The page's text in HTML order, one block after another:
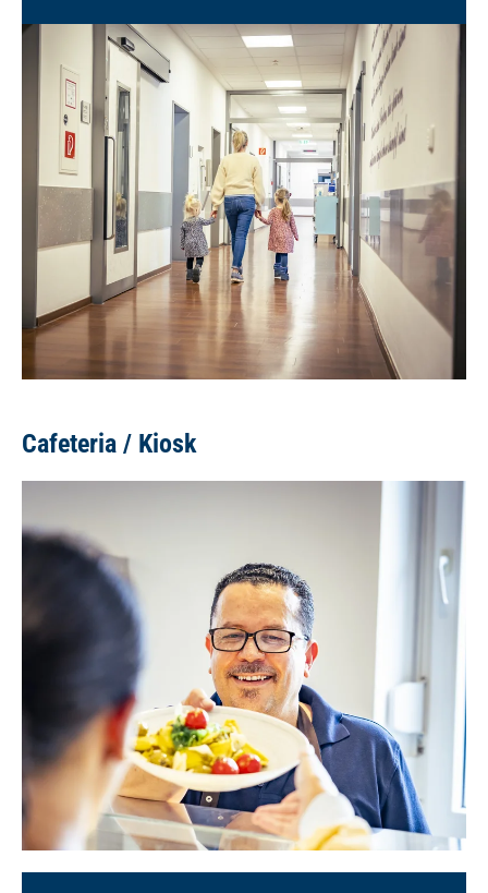
Cafeteria / Kiosk